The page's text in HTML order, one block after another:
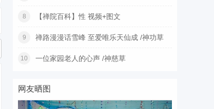
8 【禅院百科】性 视频+图文
9 禅路漫漫话雪峰 至爱唯乐天仙成 /神功草
10 一位家园老人的心声 /神慈草
网友晒图